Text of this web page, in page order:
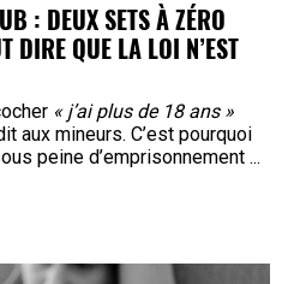
: DEUX SETS À ZÉRO
DIRE QUE LA LOI N’EST
« j’ai plus de 18 ans »
aux mineurs. C’est pourquoi
peine d’emprisonnement ...